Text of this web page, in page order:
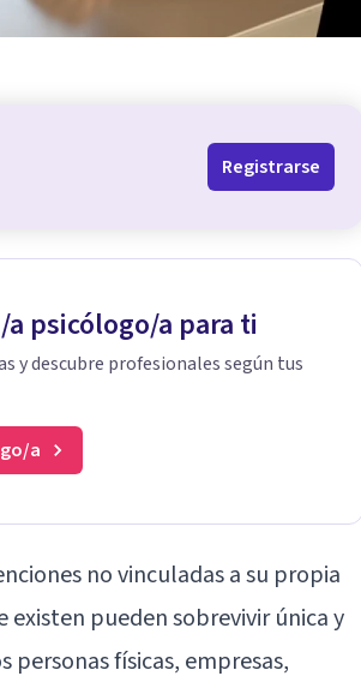
Registrarse
psicólogo/a para ti
y descubre profesionales según tus
a
no vinculadas a su propia
existen pueden sobrevivir única y
personas físicas, empresas,